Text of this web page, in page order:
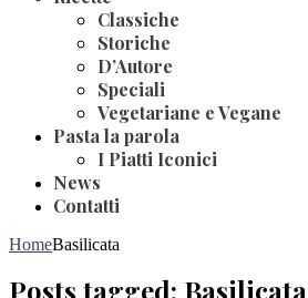
Classiche
Storiche
D’Autore
Speciali
Vegetariane e Vegane
Pasta la parola
I Piatti Iconici
News
Contatti
HomeBasilicata
Posts tagged: Basilicata